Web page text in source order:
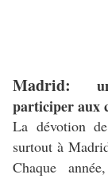
Madrid:
participer aux
La dévotion
surtout à
Chaque